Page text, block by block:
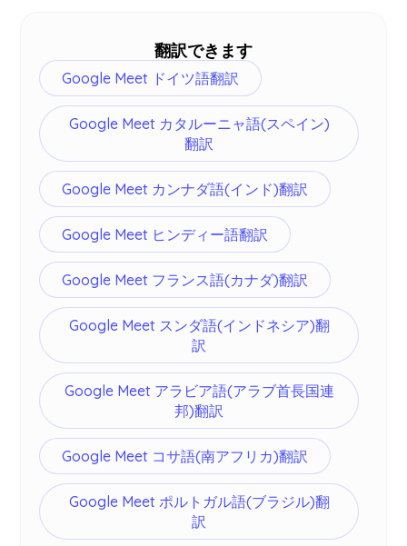
翻訳できます
Google Meet ドイツ語翻訳
Google Meet カタルーニャ語(スペイン)
翻訳
Google Meet カンナダ語(インド)翻訳
Google Meet ヒンディー語翻訳
Google Meet フランス語(カナダ)翻訳
Google Meet スンダ語(インドネシア)翻
訳
Google Meet アラビア語(アラブ首長国連
邦)翻訳
Google Meet コサ語(南アフリカ)翻訳
Google Meet ポルトガル語(ブラジル)翻
訳